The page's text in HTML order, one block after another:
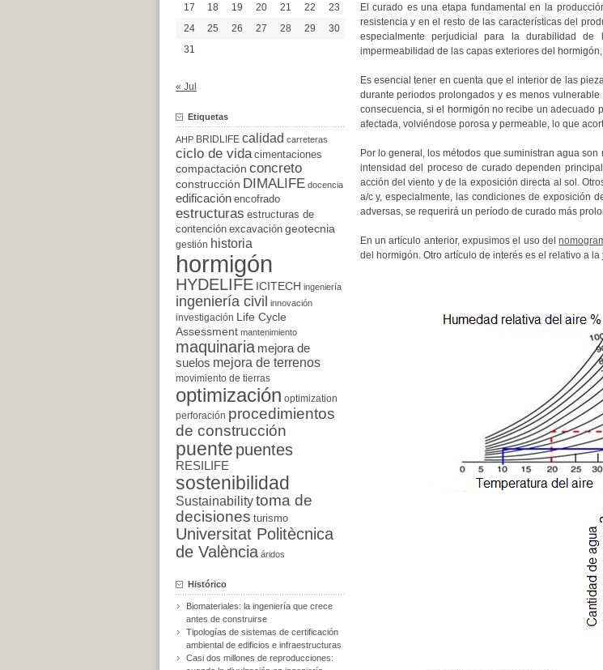
El curado es una etapa fundamental en la
resistencia y en el resto de las características del
especialmente perjudicial para la durabilidad
impermeabilidad de las capas exteriores del
Es esencial tener en cuenta que el interior de las
durante periodos prolongados y es menos
consecuencia, si el hormigón no recibe un adecuado
afectada, volviéndose porosa y permeable, lo que
Por lo general, los métodos que suministran agua
intensidad del proceso de curado dependen
acción del viento y de la exposición directa al sol.
a/c y, especialmente, las condiciones de exposición
adversas, se requerirá un período de curado más
En un artículo anterior, expusimos el uso del
del hormigón. Otro artículo de interés es el relativo a la
17
18 19 20 21 22
23
24
25 26 27 28 29
30
31
« Jul
Etiquetas
AHP BRIDLIFE calidad carreteras
ciclo de vida cimentaciones
compactación concreto
construcción DIMALIFE docencia
edificación encofrado
estructuras estructuras de
contención excavación geotecnia
gestión historia
hormigón
HYDELIFE ICITECH ingeniería
ingeniería civil innovación
investigación
Life Cycle
Assessment mantenimiento
maquinaria mejora de
suelos mejora de terrenos
movimiento de tierras
optimización optimization
perforación procedimientos
de construcción
puente puentes
RESILIFE
sostenibilidad
Sustainabilitytoma de
decisiones turismo
Universitat Politècnica
de València áridos
Histórico
Biomateriales: la ingeniería que crece
antes de construirse
Tipologías de sistemas de certificación
ambiental de edificios e infraestructuras
Casi dos millones de reproducciones: